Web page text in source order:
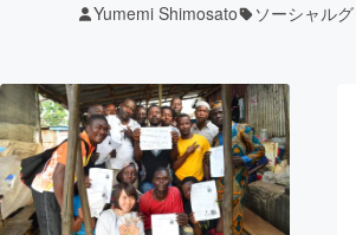
テクノロジー・ガジェット
映像・映画
Yumemi Shimosato ソーシャル